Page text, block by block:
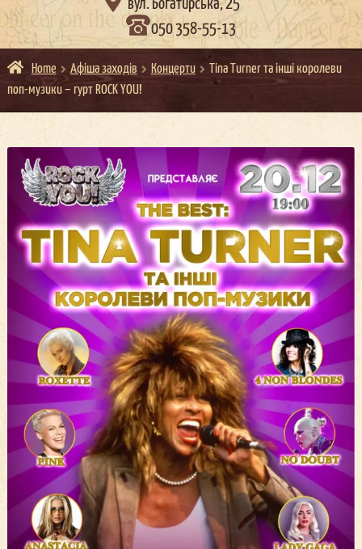
вул. Богатирська, 25
050 358-55-13
Home Афіша заходів Концерти
Tina Turner та інші королеви
поп-музики – гурт ROCK YOU!